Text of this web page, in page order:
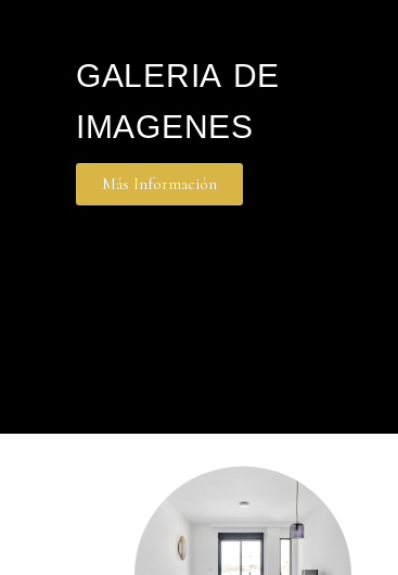
GALERIA DE
IMAGENES
Más Información